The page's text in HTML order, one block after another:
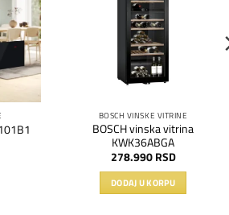
BOSCH VINSKE VITRINE
BOSCH vinska vitrina
KWK36ABGA
278.990 RSD
DODAJ U KORPU